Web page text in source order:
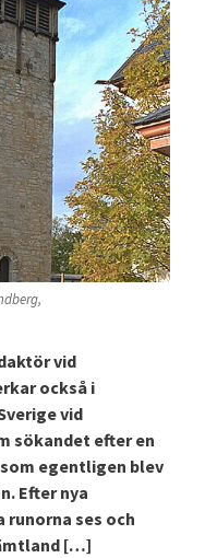
vid
också i
vid
sökandet efter en
egentligen blev
Efter nya
ses och
[…]